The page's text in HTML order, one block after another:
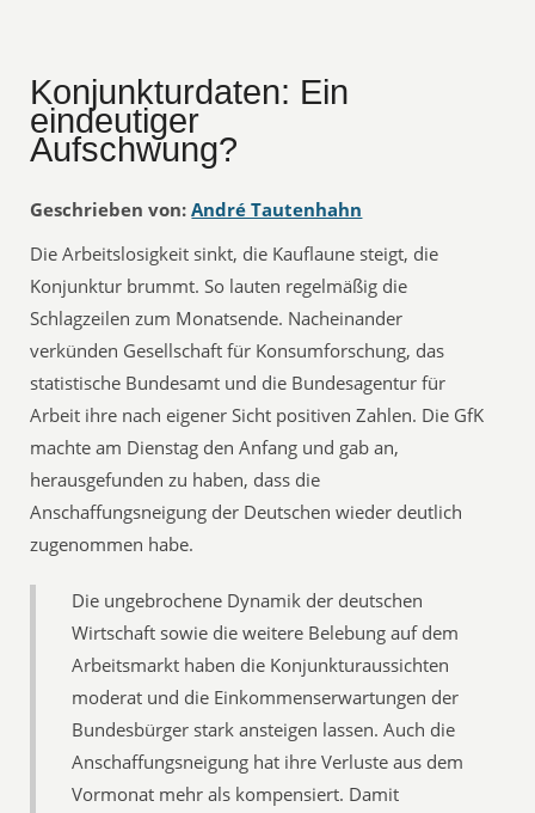
Konjunkturdaten: Ein
eindeutiger
Aufschwung?
Geschrieben von: André Tautenhahn
Die Arbeitslosigkeit sinkt, die Kauflaune steigt, die
Konjunktur brummt. So lauten regelmäßig die
Schlagzeilen zum Monatsende. Nacheinander
verkünden Gesellschaft für Konsumforschung, das
statistische Bundesamt und die Bundesagentur für
Arbeit ihre nach eigener Sicht positiven Zahlen. Die GfK
machte am Dienstag den Anfang und gab an,
herausgefunden zu haben, dass die
Anschaffungsneigung der Deutschen wieder deutlich
zugenommen habe.
Die ungebrochene Dynamik der deutschen
Wirtschaft sowie die weitere Belebung auf dem
Arbeitsmarkt haben die Konjunkturaussichten
moderat und die Einkommenserwartungen der
Bundesbürger stark ansteigen lassen. Auch die
Anschaffungsneigung hat ihre Verluste aus dem
Vormonat mehr als kompensiert. Damit